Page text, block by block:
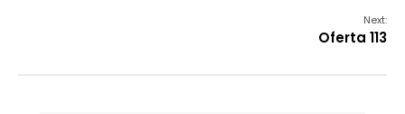
Next:
Oferta 113